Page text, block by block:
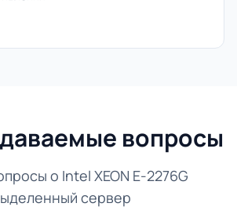
вопросы
о Intel XEON E-2276G
сервер